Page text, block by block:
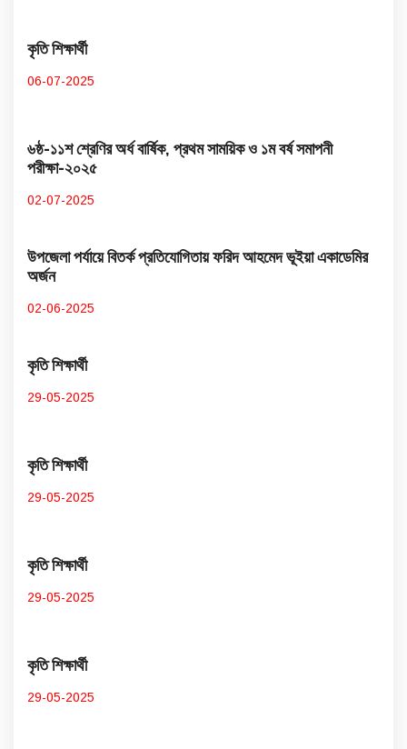
কৃতি শিক্ষার্থী
06-07-2025
৬ষ্ঠ-১১শ শ্রেণির অর্ধ বার্ষিক, প্রথম সাময়িক ও ১ম বর্ষ সমাপনী
পরীক্ষা-২০২৫
02-07-2025
উপজেলা পর্যায়ে বিতর্ক প্রতিযোগিতায় ফরিদ আহমেদ ভূইয়া একাডেমির
অর্জন
02-06-2025
কৃতি শিক্ষার্থী
29-05-2025
কৃতি শিক্ষার্থী
29-05-2025
কৃতি শিক্ষার্থী
29-05-2025
কৃতি শিক্ষার্থী
29-05-2025